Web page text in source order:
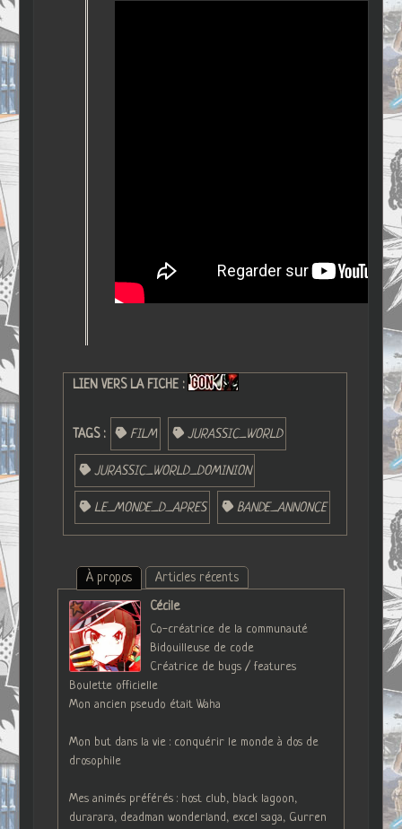
LIEN VERS LA FICHE :
TAGS : FILM JURASSIC_WORLD
JURASSIC_WORLD_DOMINION
LE_MONDE_D_APRES BANDE_ANNONCE
À propos
Articles récents
Cécile
Co-créatrice de la communauté
Bidouilleuse de code
Créatrice de bugs / features
Boulette officielle
Mon ancien pseudo était Waha
Mon but dans la vie : conquérir le monde à dos de
drosophile
Mes animés préférés : host club, black lagoon,
durarara, deadman wonderland, excel saga, Gurren